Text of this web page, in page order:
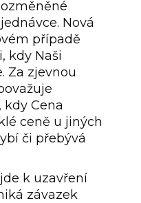
Nová
případě
kdy Naši
Za zjevnou
Cena
ceně u jiných
či přebývá
k uzavření
závazek